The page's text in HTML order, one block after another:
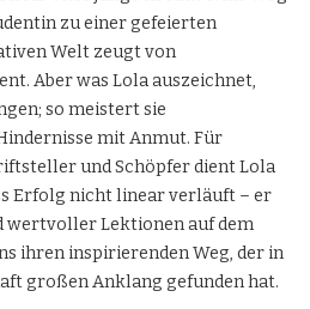
zu einer gefeierten
Welt zeugt von
Aber was Lola auszeichnet,
so meistert sie
mit Anmut. Für
und Schöpfer dient Lola
Erfolg nicht linear verläuft – er
wertvoller Lektionen auf dem
ihren inspirierenden Weg, der in
großen Anklang gefunden hat.